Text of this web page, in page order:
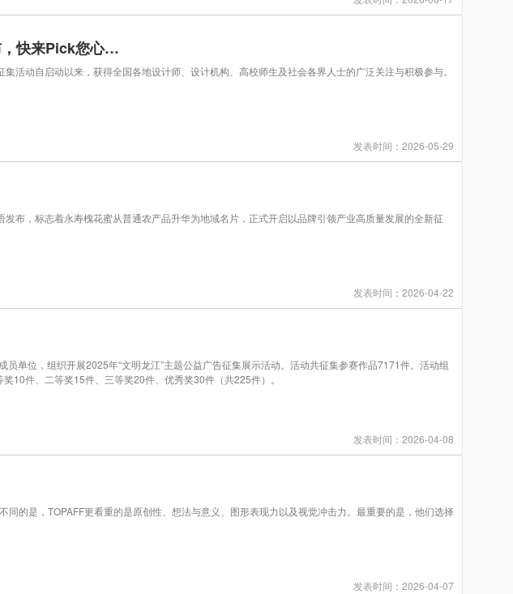
【投票开启】“桂字号—广西品牌天下行”标识（LOGO）全网征集活动100强公布，快来Pick您心中的广西名片
自启动以来，获得全国各地设计师、设计机构、高校师生及社会各界人士的广泛关注与积极参与。
发表时间：2026-05-29
，标志着永寿槐花蜜从普通农产品升华为地域名片，正式开启以品牌引领产业高质量发展的全新征
发表时间：2026-04-22
单位，组织开展2025年“文明龙江”主题公益广告征集展示活动。活动共征集参赛作品7171件。活动组
奖10件、二等奖15件、三等奖20件、优秀奖30件（共225件）。
发表时间：2026-04-08
的是，TOPAFF更看重的是原创性、想法与意义、图形表现力以及视觉冲击力。最重要的是，他们选择
发表时间：2026-04-07